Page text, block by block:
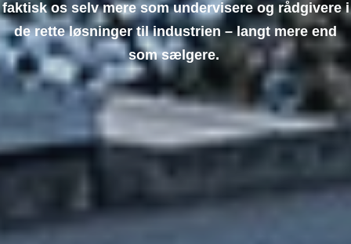
faktisk os selv mere som undervisere og rådgivere i
de rette løsninger til industrien – langt mere end
som sælgere.